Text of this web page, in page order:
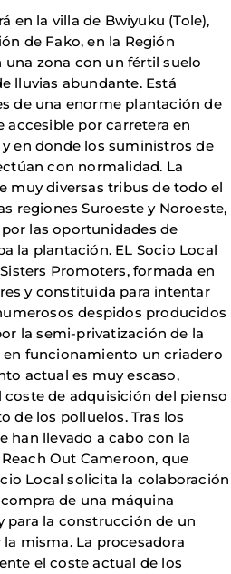
en la villa de Bwiyuku (Tole),
de Fako, en la Región
una zona con un fértil suelo
lluvias abundante. Está
de una enorme plantación de
por carretera en
en donde los suministros de
con normalidad. La
muy diversas tribus de todo el
regiones Suroeste y Noroeste,
las oportunidades de
la plantación. EL Socio Local
Promoters, formada en
y constituida para intentar
despidos producidos
la semi-privatización de la
en funcionamiento un criadero
actual es muy escaso,
de adquisición del pienso
de los polluelos. Tras los
han llevado a cabo con la
Out Cameroon, que
Local solicita la colaboración
de una máquina
para la construcción de un
misma. La procesadora
el coste actual de los